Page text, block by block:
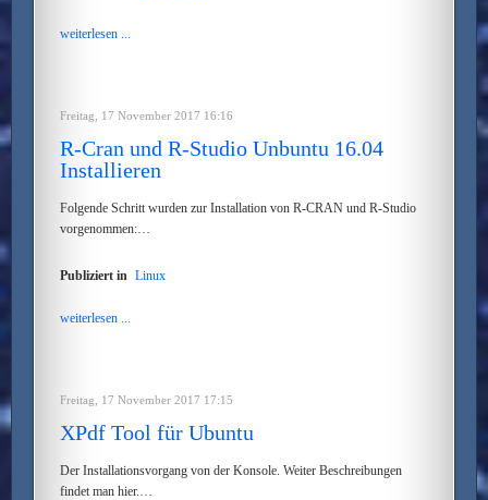
weiterlesen ...
Freitag, 17 November 2017 16:16
R-Cran und R-Studio Unbuntu 16.04
Installieren
Folgende Schritt wurden zur Installation von R-CRAN und R-Studio
vorgenommen:…
Publiziert in Linux
weiterlesen ...
Freitag, 17 November 2017 17:15
XPdf Tool für Ubuntu
Der Installationsvorgang von der Konsole. Weiter Beschreibungen
findet man hier.…